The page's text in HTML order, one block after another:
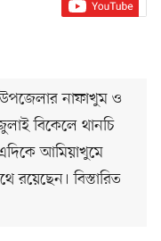
উপজেলার নাফাখুম ও
বিকেলে থানচি
আমিয়াখুমে
বিস্তারিত